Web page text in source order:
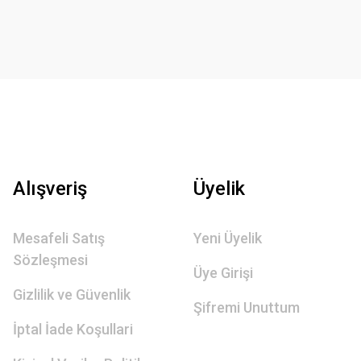
Alışveriş
Mesafeli Satış
Sözleşmesi
Gizlilik ve Güvenlik
İptal İade Koşullari
Üyelik
Yeni Üyelik
Üye Girişi
Şifremi Unuttum